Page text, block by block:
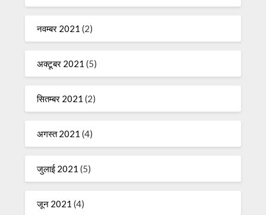
नवम्बर 2021 (2)
अक्टूबर 2021 (5)
सितम्बर 2021 (2)
अगस्त 2021 (4)
जुलाई 2021 (5)
जून 2021 (4)